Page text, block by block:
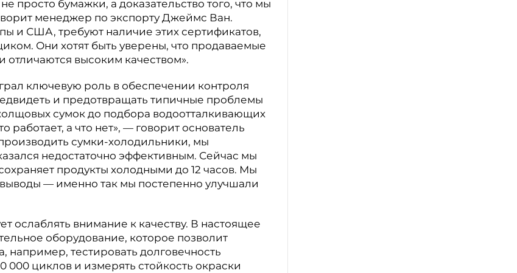
просто бумажки, а доказательство того, что мы
менеджер по экспорту Джеймс Ван.
и США, требуют наличие этих сертификатов,
Они хотят быть уверены, что продаваемые
высоким качеством».
ключевую роль в обеспечении контроля
и предотвращать типичные проблемы
сумок до подбора водоотталкивающих
работает, а что нет», — говорит основатель
сумки-холодильники, мы
недостаточно эффективным. Сейчас мы
продукты холодными до 12 часов. Мы
— именно так мы постепенно улучшали
ослаблять внимание к качеству. В настоящее
оборудование, которое позволит
тестировать долговечность
циклов и измерять стойкость окраски